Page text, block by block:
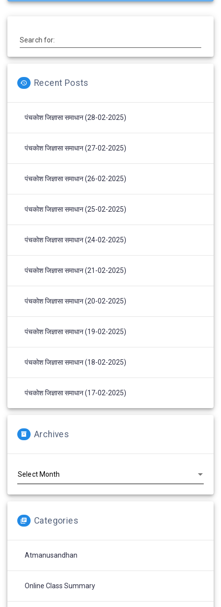
Search for:
Recent Posts
पंचकोश जिज्ञासा समाधान (28-02-2025)
पंचकोश जिज्ञासा समाधान (27-02-2025)
पंचकोश जिज्ञासा समाधान (26-02-2025)
पंचकोश जिज्ञासा समाधान (25-02-2025)
पंचकोश जिज्ञासा समाधान (24-02-2025)
पंचकोश जिज्ञासा समाधान (21-02-2025)
पंचकोश जिज्ञासा समाधान (20-02-2025)
पंचकोश जिज्ञासा समाधान (19-02-2025)
पंचकोश जिज्ञासा समाधान (18-02-2025)
पंचकोश जिज्ञासा समाधान (17-02-2025)
Archives
Categories
Atmanusandhan
Online Class Summary